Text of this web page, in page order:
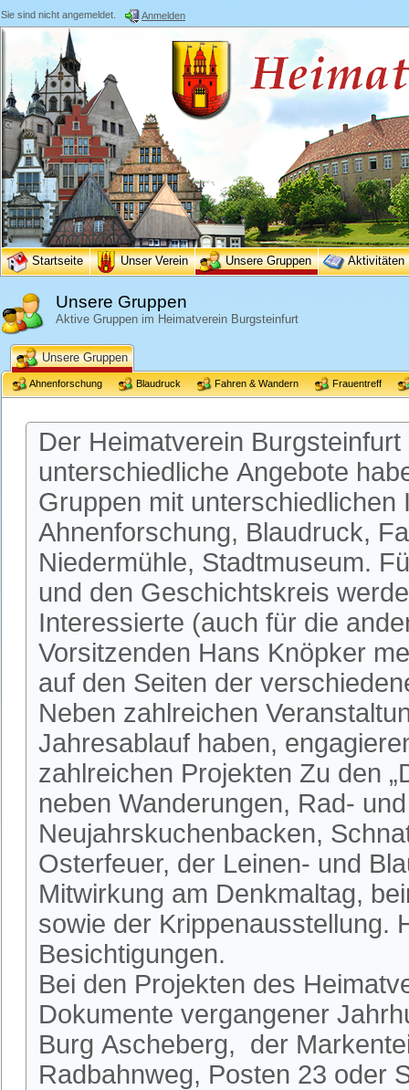
Sie sind nicht angemeldet. Anmelden
Startseite Unser Verein Unsere Gruppen Aktivitäten
Unsere Gruppen
Aktive Gruppen im Heimatverein Burgsteinfurt
Unsere Gruppen
Ahnenforschung Blaudruck Fahren & Wandern Frauentreff
Der Heimatverein
unterschiedliche Angebote
Gruppen mit
Ahnenforschung, Blaudruck,
Niedermühle, Stadtmuseum.
und den Geschichtskreis
Interessierte (auch für die
Vorsitzenden Hans Knöpker
auf den Seiten der
Neben zahlreichen
Jahresablauf haben,
zahlreichen Projekten Zu den
neben Wanderungen, Rad-
Neujahrskuchenbacken,
Osterfeuer, der Leinen- und
Mitwirkung am Denkmaltag,
sowie der Krippenausstellung.
Besichtigungen.
Bei den Projekten des
Dokumente vergangener
Burg Ascheberg, der
Radbahnweg, Posten 23 oder